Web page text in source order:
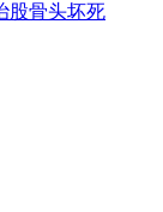
股骨头坏死